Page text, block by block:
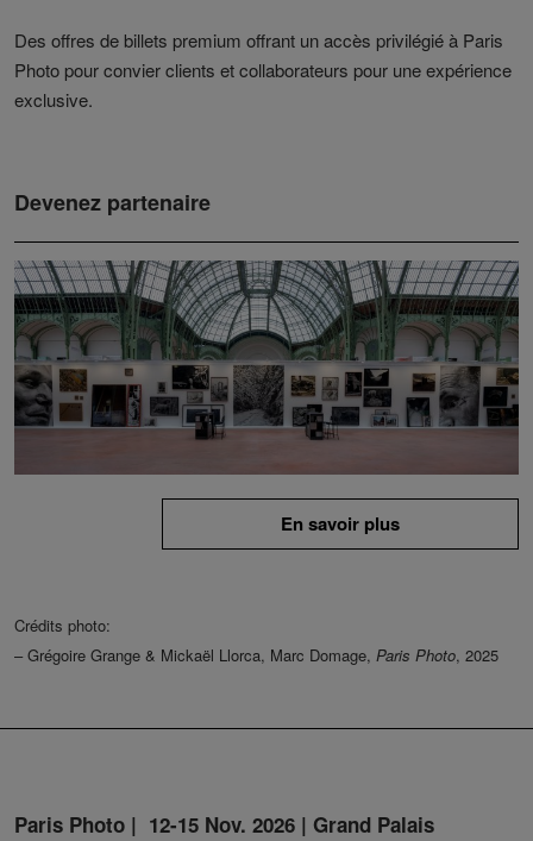
Des offres de billets premium offrant un accès privilégié à Paris
Photo pour convier clients et collaborateurs pour une expérience
exclusive.
Devenez partenaire
En savoir plus
Crédits photo:
– Grégoire Grange & Mickaël Llorca, Marc Domage, Paris Photo, 2025
Paris Photo | 12-15 Nov. 2026 | Grand Palais